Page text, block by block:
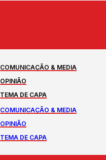
COMUNICAÇÃO & MEDIA
OPINIÃO
TEMA DE CAPA
COMUNICAÇÃO & MEDIA
OPINIÃO
TEMA DE CAPA